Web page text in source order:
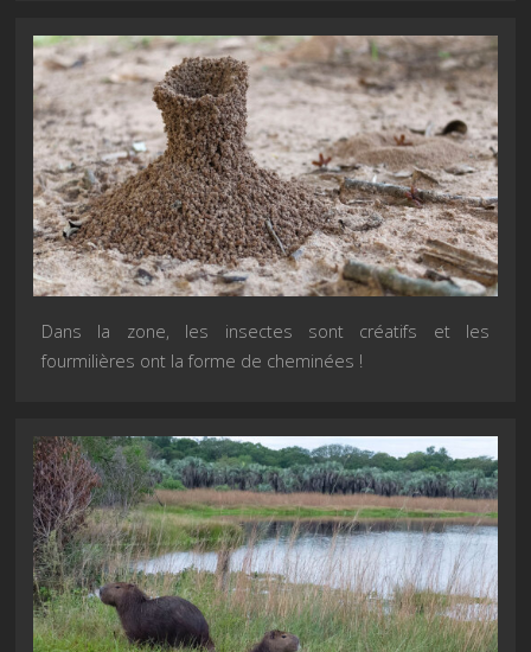
Dans la zone, les insectes sont créatifs et les
fourmilières ont la forme de cheminées !